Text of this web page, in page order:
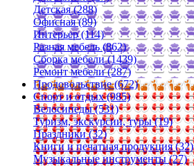
Детская (288)
Офисная (89)
Интерьер (114)
Разная мебель (862)
Сборка мебели (1439)
Ремонт мебели (287)
Продовольствие (672)
Спорт и отдых (985)
Велосипеды (531)
Туризм, экскурсии, туры (19)
Праздники (32)
Книги и печатная продукция (32)
Музыкальные инструменты (27)